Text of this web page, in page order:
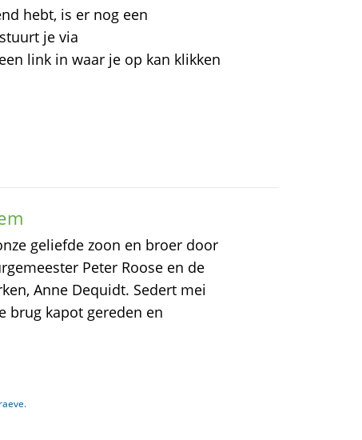
hebt, is er nog een
je via
link in waar je op kan klikken
geliefde zoon en broer door
Peter Roose en de
Anne Dequidt. Sedert mei
brug kapot gereden en